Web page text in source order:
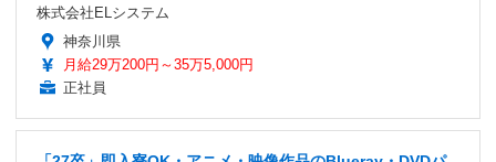
株式会社ELシステム
神奈川県
月給29万200円～35万5,000円
正社員